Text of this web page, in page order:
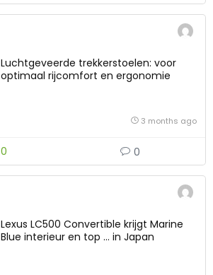
Luchtgeveerde trekkerstoelen: voor
optimaal rijcomfort en ergonomie
3 months ago
0 0
Lexus LC500 Convertible krijgt Marine
Blue interieur en top … in Japan